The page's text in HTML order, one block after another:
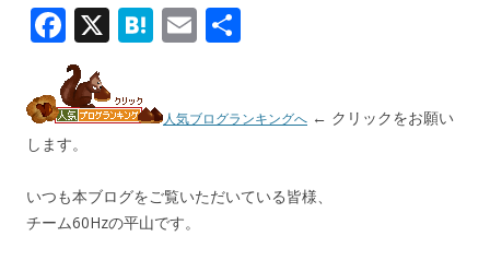
F
ac
e
b
o
o
k
X H
e
n
E
l
人気ブログランキングへ ← クリックをお願い
します。
いつも本ブログをご覧いただいている皆様、
チーム60Hzの平山です。